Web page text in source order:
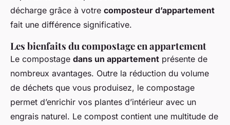
décharge grâce à votre composteur d’appartement
fait une différence significative.
Les bienfaits du compostage en appartement
Le compostage dans un appartement présente de
nombreux avantages. Outre la réduction du volume
de déchets que vous produisez, le compostage
permet d’enrichir vos plantes d’intérieur avec un
engrais naturel. Le compost contient une multitude de